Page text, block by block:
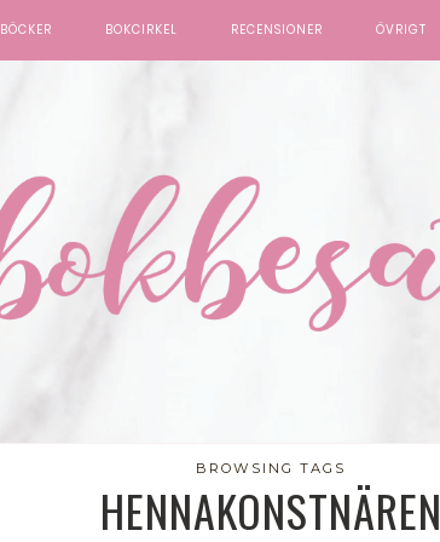
BÖCKER BOKCIRKEL RECENSIONER ÖVRIGT
BROWSING TAGS
HENNAKONSTNÄREN